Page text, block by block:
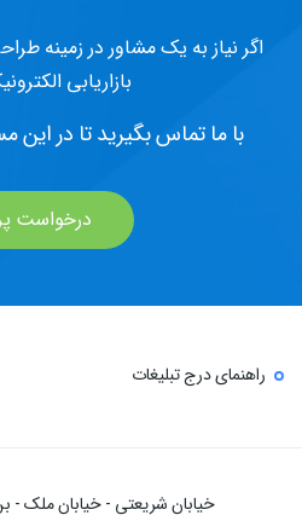
اگر نیاز به یک مشاور در زمینه
بازاریابی
با ما تماس بگیرید تا در این
درخواست
راهنمای درج تبلیغات
خیابان شریعتی - خیابان ملک -